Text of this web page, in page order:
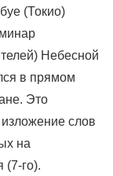
(Токио)
Небесной
в прямом
Это
слов
на
(7-го).